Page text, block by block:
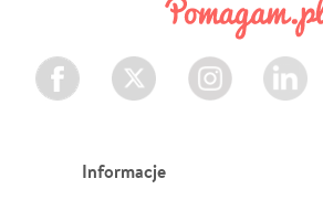
Facebook Twitter Instagram LinkedIn
Informacje